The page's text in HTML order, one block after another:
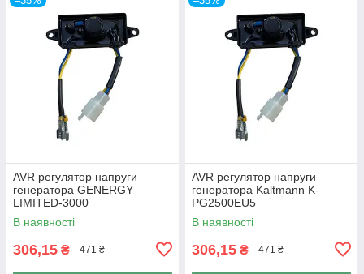
AVR регулятор напруги
генератора GENERGY
LIMITED-3000
В наявності
306,15 ₴ 471 ₴
AVR регулятор напруги
генератора Kaltmann K-
PG2500EU5
В наявності
306,15 ₴ 471 ₴